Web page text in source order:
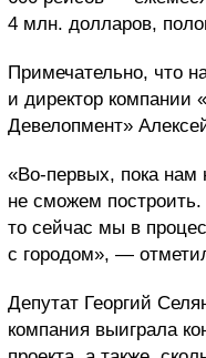
4 млн. долларов,
Примечательно, что
и директор компании
Девелопмент»
«Во-первых, пока
не сможем
то сейчас мы в
с городом», —
Депутат Георгий
компания выиграла